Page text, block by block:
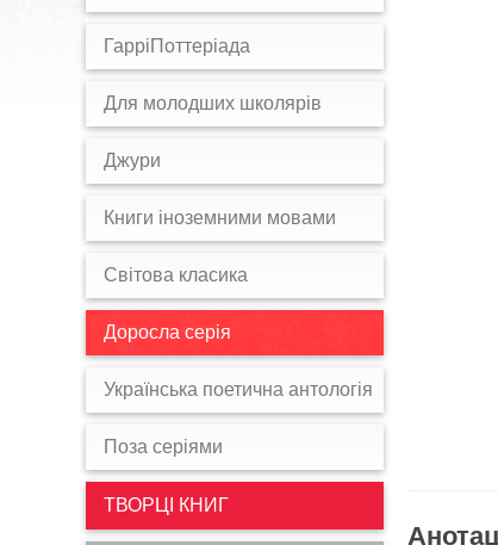
ГарріПоттеріада
Для молодших школярів
Джури
Книги іноземними мовами
Світова класика
Доросла серія
Українська поетична антологія
Поза серіями
ТВОРЦІ КНИГ